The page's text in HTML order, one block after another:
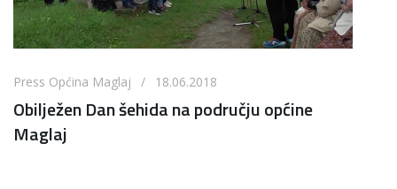
Press Općina Maglaj / 18.06.2018
Obilježen Dan šehida na području općine
Maglaj